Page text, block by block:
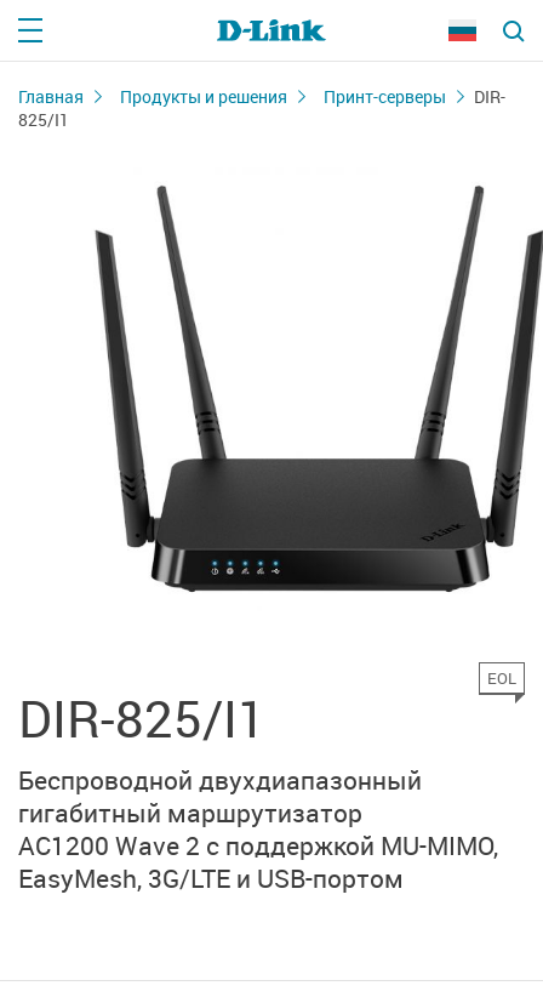
Главная Продукты и решения Принт-серверы
DIR-
825/I1
DIR-825/I1
EOL
Беспроводной двухдиапазонный
гигабитный маршрутизатор
AC1200 Wave 2 с поддержкой MU-MIMO,
EasyMesh, 3G/LTE и USB-портом